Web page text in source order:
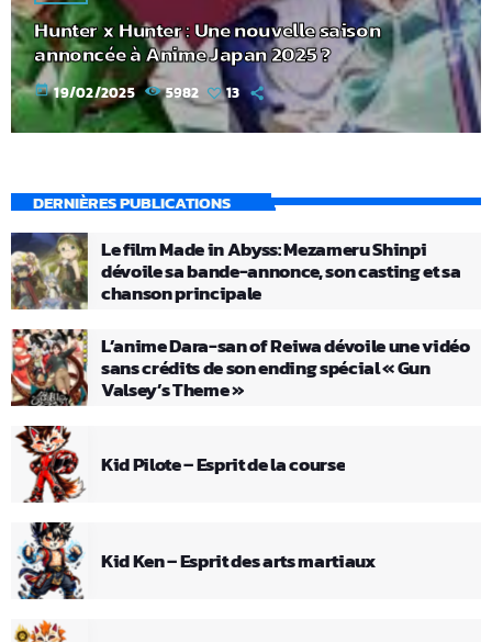
Hunter x Hunter : Une nouvelle saison
annoncée à Anime Japan 2025 ?
today 19/02/2025 5982 13
DERNIÈRES PUBLICATIONS
Le film Made in Abyss: Mezameru Shinpi
dévoile sa bande-annonce, son casting et sa
chanson principale
L’anime Dara-san of Reiwa dévoile une vidéo
sans crédits de son ending spécial « Gun
Valsey’s Theme »
Kid Pilote – Esprit de la course
Kid Ken – Esprit des arts martiaux